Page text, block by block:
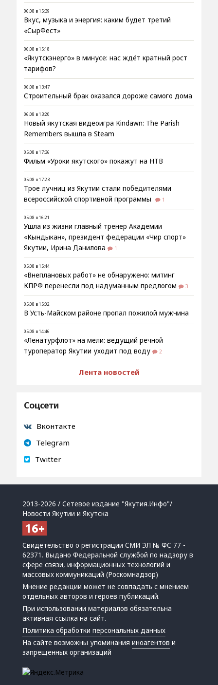
06.08 в 15:39
Вкус, музыка и энергия: каким будет третий
«СырФест»
06.08 в 15:18
«Якутскэнерго» в минусе: нас ждёт кратный рост
тарифов?
06.08 в 13:47
Строительный брак оказался дороже самого дома
06.08 в 13:20
Новый якутская видеоигра Kindawn: The Parish
Remembers вышла в Steam
05.08 в 17:36
Фильм «Уроки якутского» покажут на НТВ
05.08 в 17:23
Трое лучниц из Якутии стали победителями
всероссийской спортивной программы
1
05.08 в 16:21
Ушла из жизни главный тренер Академии
«Кындыкан», президент федерации «Чир спорт»
Якутии, Ирина Данилова
1
05.08 в 15:44
«Внеплановых работ» не обнаружено: митинг
КПРФ перенесли под надуманным предлогом
3
05.08 в 15:02
В Усть-Майском районе пропал пожилой мужчина
05.08 в 14:46
«Ленатурфлот» на мели: ведущий речной
туроператор Якутии уходит под воду
2
Лента новостей
Соцсети
Вконтакте
Telegram
Twitter
2013-2026 / Сетевое издание "Якутия.Инфо"/
Новости Якутии и Якутска
Свидетельство о регистрации СМИ ЭЛ № ФС 77 -
62371. Выдано Федеральной службой по надзору в
сфере связи, информационных технологий и
массовых коммуникаций (Роскомнадзор)
Мнение редакции может не совпадать с мнением
отдельных авторов и героев публикаций.
При использовании материалов обязательна
активная ссылка на сайт.
Политика обработки персональных данных
На сайте возможны упоминанияиноагентов и
запрещенных организаций